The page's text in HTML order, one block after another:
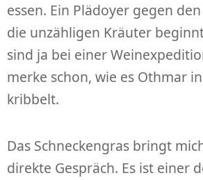
essen. Ein Plädoyer gegen
die unzähligen Kräuter
sind ja bei einer
merke schon, wie es Othmar
kribbelt.
Das Schneckengras bringt
direkte Gespräch. Es ist einer